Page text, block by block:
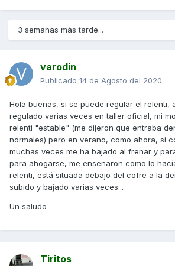
3 semanas más tarde...
varodin
Publicado 14 de Agosto del 2020
Hola buenas, si se puede regular el relenti,
regulado varias veces en taller oficial, mi
relenti "estable" (me dijeron que entraba
normales) pero en verano, como ahora, si
muchas veces me ha bajado al frenar y
para ahogarse, me enseñaron como lo
relenti, está situada debajo del cofre a la
subido y bajado varias veces...
Un saludo
Tiritos